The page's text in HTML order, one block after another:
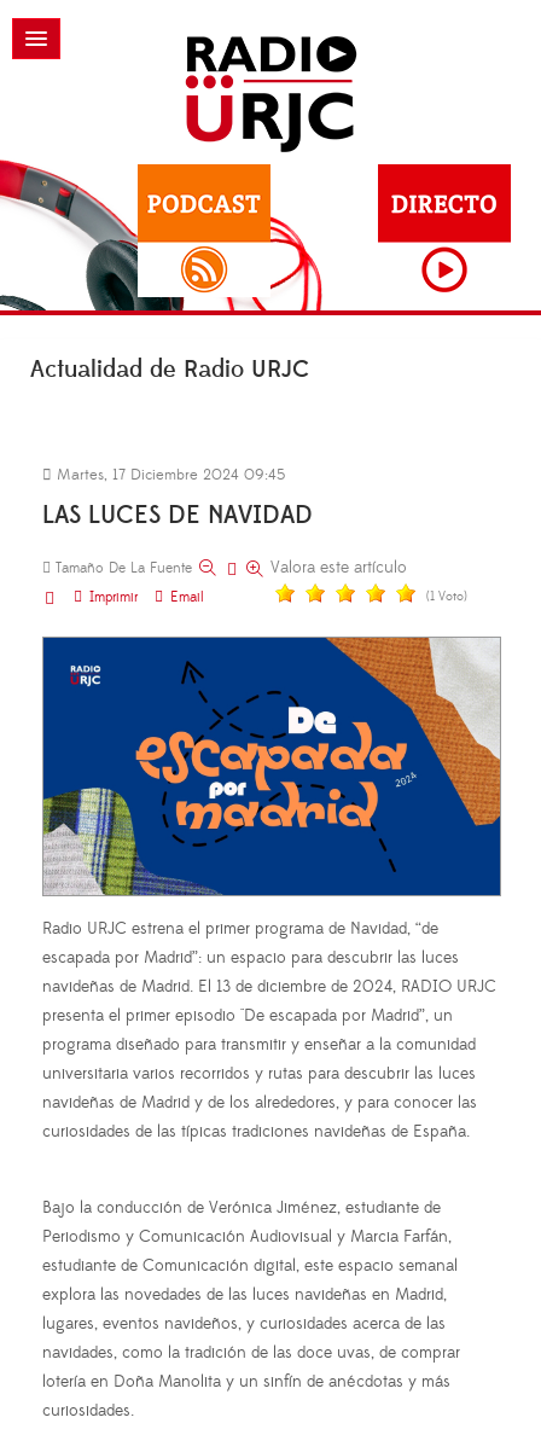
Actualidad de Radio URJC
Martes, 17 Diciembre 2024 09:45
LAS LUCES DE NAVIDAD
Tamaño De La Fuente
Imprimir
Email
Valora este artículo
(1 Voto)
Radio URJC estrena el primer programa de Navidad, “de
escapada por Madrid”: un espacio para descubrir las luces
navideñas de Madrid. El 13 de diciembre de 2024, RADIO URJC
presenta el primer episodio "De escapada por Madrid”, un
programa diseñado para transmitir y enseñar a la comunidad
universitaria varios recorridos y rutas para descubrir las luces
navideñas de Madrid y de los alrededores, y para conocer las
curiosidades de las típicas tradiciones navideñas de España.
Bajo la conducción de Verónica Jiménez, estudiante de
Periodismo y Comunicación Audiovisual y Marcia Farfán,
estudiante de Comunicación digital, este espacio semanal
explora las novedades de las luces navideñas en Madrid,
lugares, eventos navideños, y curiosidades acerca de las
navidades, como la tradición de las doce uvas, de comprar
lotería en Doña Manolita y un sinfín de anécdotas y más
curiosidades.